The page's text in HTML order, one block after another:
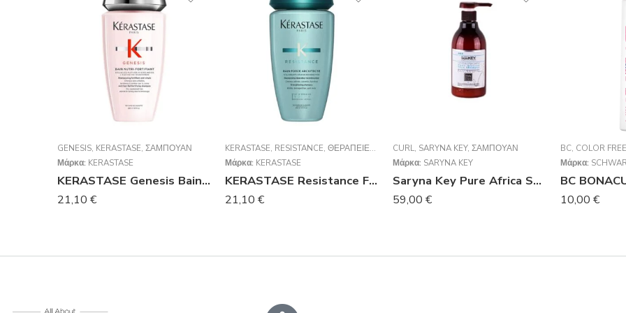
GENESIS, KERASTASE, ΣΑΜΠΟΥΆΝ
Μάρκα: KERASTASE
KERASTASE Genesis Bain Nutri Fortifiant Σαμπουάν Κατά Της Τριχόπτωσης Για Ξηρά/Χονδρά Μαλλιά 250ml
21,10 €
KERASTASE, RESISTANCE, ΘΕΡΑΠΕΊΕΣ ,
ΣΑΜΠΟΥΆΝ
Μάρκα: KERASTASE
KERASTASE Resistance Force Architecte Bain Force Architecte Σαμπουάν Αναδόμησης Μαλλιών 250ml
21,10 €
CURL, SARYNA KEY, ΣΑΜΠΟΥΆΝ
Μάρκα: SARYNA KEY
Saryna Key Pure Africa Shea Curl Control Shampoo 1000ml
59,00 €
BC, COLOR
Μάρκα:
10,00 €